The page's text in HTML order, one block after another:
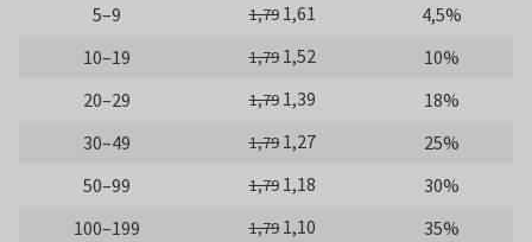
5–9
1,79 1,61
4,5%
10–19
1,79 1,52
10%
20–29
1,79 1,39
18%
30–49
1,79 1,27
25%
50–99
1,79 1,18
30%
100–199
1,79 1,10
35%